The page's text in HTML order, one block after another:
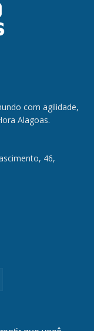
com agilidade,
Alagoas.
46,